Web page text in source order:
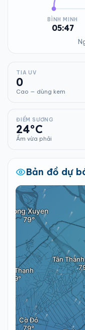
BÌNH MINH
05:47
TIA UV
0
Cao — dùng kem
ĐIỂM SƯƠNG
24°C
Ẩm vừa phải
Bản đồ dự